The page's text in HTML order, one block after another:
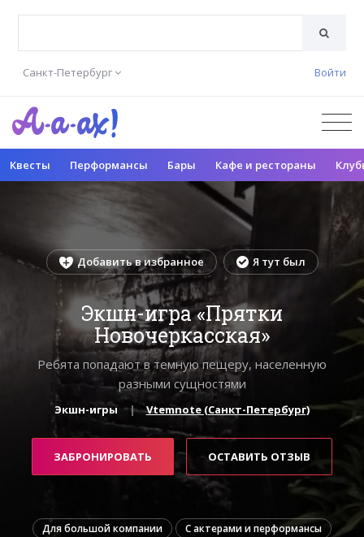
Санкт-Петербург Войти
Квесты Перформансы Бары Кафе и рестораны
Добавить в избранное Я тут был
Экшн-игра «Прятки
Новочеркасская»
Ребята попадают в темную пещеру, населенную
разными сущностями
Экшн-игры Vtemnote (Санкт-Петербург)
ЗАБРОНИРОВАТЬ ОСТАВИТЬ ОТЗЫВ
Для большой компании
С актерами и перформансы